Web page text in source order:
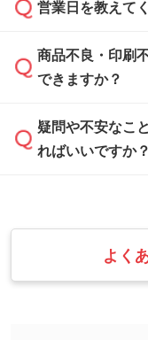
なお、印刷用デ
しい
解像度の低い
などを、印刷に
・フルカラーデ
・1色印刷でグ
い
ご希望や商品の
本体色がブラ
白色か淡い色の
本体色がナチュ
っきりと目立
らかい雰囲気に
また、お選び
ない場合や仕
タッフから別
営業日を教えて
営業日は平日
休みとなります
速やかに対応
商品不良・印刷
できますか？
お手数をお掛
フまでご連絡く
・お届け時に
・ご注文と異
・印刷不良が
疑問や不安なこ
ればいいですか？
業日以内に担
いたします。
お急ぎの場合
よく